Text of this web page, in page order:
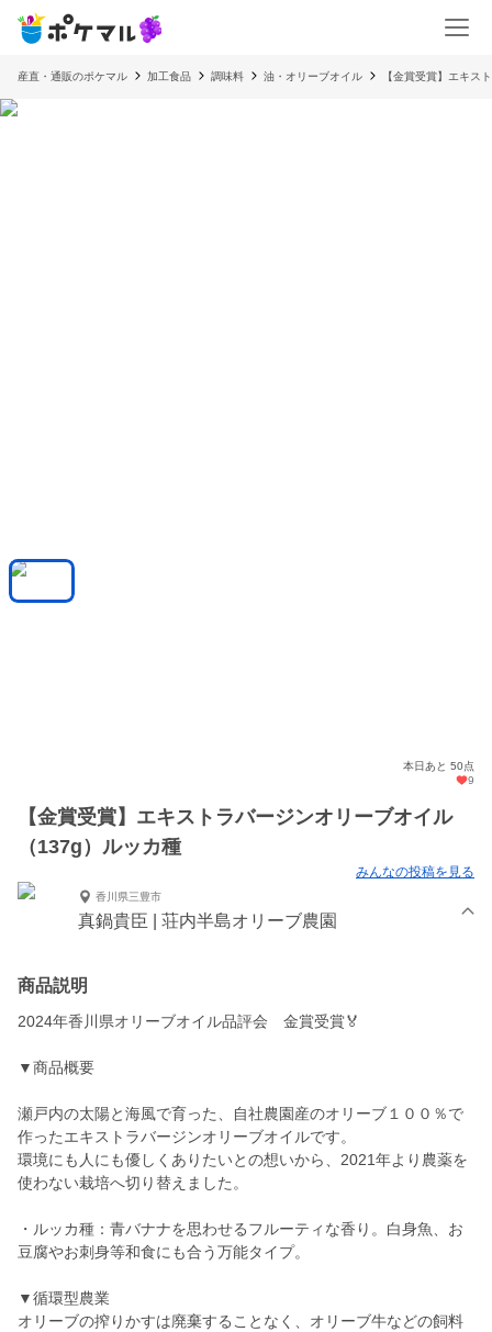
産直・通販のポケマル 加工食品 調味料 油・オリーブオイル 【金賞受賞】エキス
本日あと 50点
9
【金賞受賞】エキストラバージンオリーブオイル
（137g）ルッカ種
みんなの投稿を見る
香川県三豊市
真鍋貴臣 | 荘内半島オリーブ農園
商品説明
2024年香川県オリーブオイル品評会 金賞受賞🏅
▼商品概要
瀬戸内の太陽と海風で育った、自社農園産のオリーブ１００％で
作ったエキストラバージンオリーブオイルです。
環境にも人にも優しくありたいとの想いから、2021年より農薬を
使わない栽培へ切り替えました。
・ルッカ種：青バナナを思わせるフルーティな香り。白身魚、お
豆腐やお刺身等和食にも合う万能タイプ。
▼循環型農業
オリーブの搾りかすは廃棄することなく、オリーブ牛などの飼料